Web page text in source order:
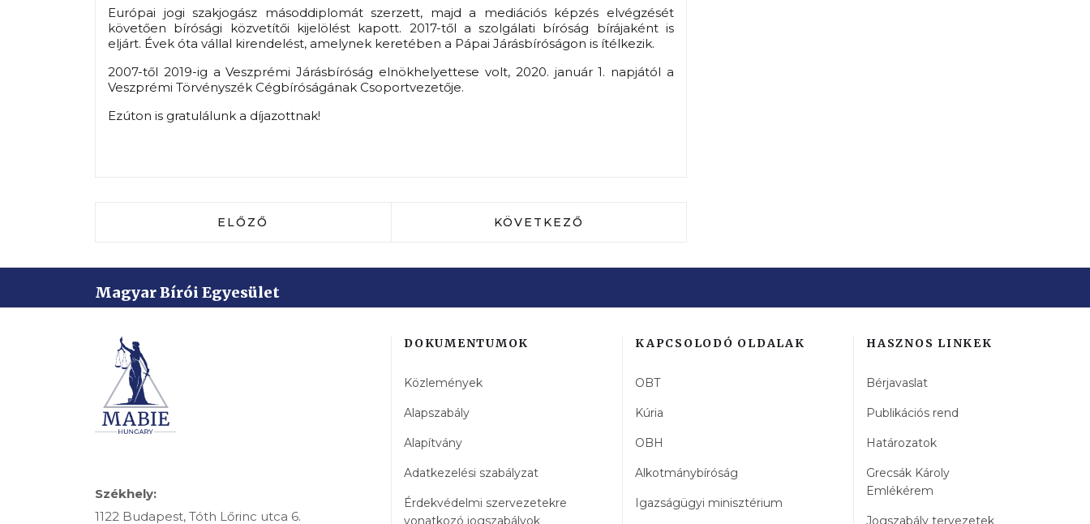
Európai jogi szakjogász másoddiplomát szerzett, majd a mediációs képzés elvégzését
követően bírósági közvetítői kijelölést kapott. 2017-től a szolgálati bíróság bírájaként is
eljárt. Évek óta vállal kirendelést, amelynek keretében a Pápai Járásbíróságon is ítélkezik.
2007-től 2019-ig a Veszprémi Járásbíróság elnökhelyettese volt, 2020. január 1. napjától a
Veszprémi Törvényszék Cégbíróságának Csoportvezetője.
Ezúton is gratulálunk a díjazottnak!
ELŐZŐ CIKK: KONFERERNCIAAJÁNLÓ - VII. FOGYASZTÓVÉDELMI AKTUALITÁSOK - ÚJ KIHÍVÁSOK A
ELŐZŐ KÖVETKEZŐ CIKK: KADLÓT ERZSÉBET BESZÉDE A KARSAI DÁNIEL EMBERI
KÖVETKEZŐ
Magyar Bírói Egyesület
Székhely:
1122 Budapest, Tóth Lőrinc utca 6.
DOKUMENTUMOK
Közlemények
Alapszabály
Alapítvány
Adatkezelési szabályzat
Érdekvédelmi szervezetekre
vonatkozó jogszabályok
KAPCSOLODÓ OLDALAK
OBT
Kúria
OBH
Alkotmánybíróság
Igazságügyi minisztérium
HASZNOS LINKEK
Bérjavaslat
Publikációs rend
Határozatok
Grecsák Károly
Emlékérem
Jogszabály tervezetek